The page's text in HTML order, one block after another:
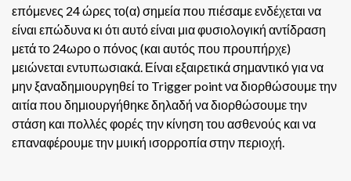
επόμενες 24 ώρες το(α) σημεία που πιέσαμε ενδέχεται να
είναι επώδυνα κι ότι αυτό είναι μια φυσιολογική αντίδραση
μετά το 24ωρο ο πόνος (και αυτός που προυπήρχε)
μειώνεται εντυπωσιακά. Είναι εξαιρετικά σημαντικό για να
μην ξαναδημιουργηθεί το Trigger point να διορθώσουμε την
αιτία που δημιουργήθηκε δηλαδή να διορθώσουμε την
στάση και πολλές φορές την κίνηση του ασθενούς και να
επαναφέρουμε την μυική ισορροπία στην περιοχή.